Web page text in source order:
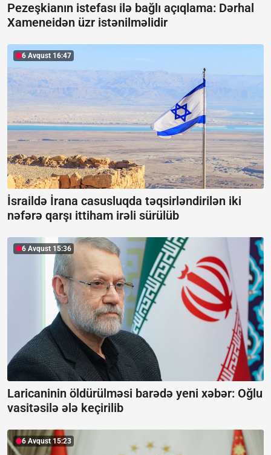
Pezeşkianın istefası ilə bağlı açıqlama: Dərhal
Xameneidən üzr istənilməlidir
6 Avqust 16:47
İsraildə İrana casusluqda təqsirləndirilən iki
nəfərə qarşı ittiham irəli sürülüb
6 Avqust 15:36
Laricaninin öldürülməsi barədə yeni xəbər: Oğlu
vasitəsilə ələ keçirilib
6 Avqust 15:23